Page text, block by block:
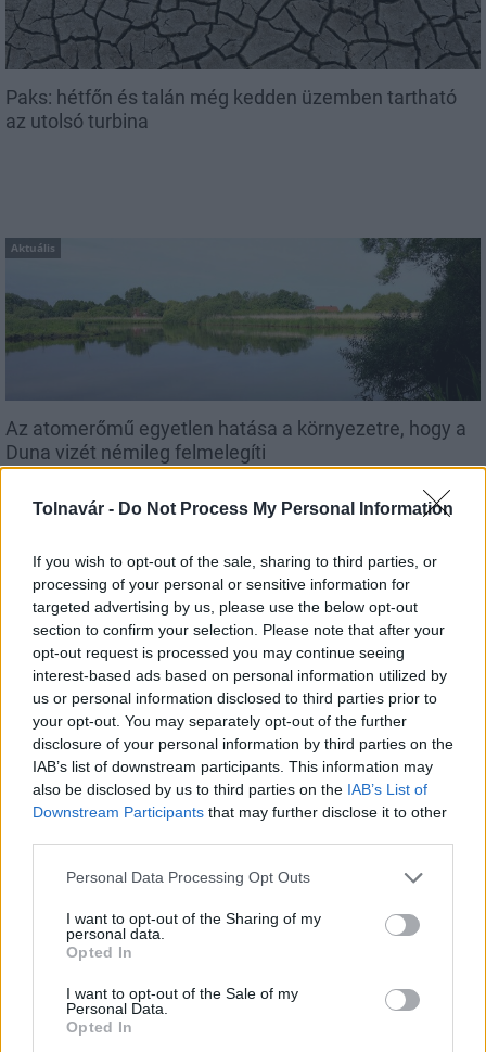
Tolnavár - Do Not Process My Personal Information
If you wish to opt-out of the sale, sharing to third parties, or
processing of your personal or sensitive information for
targeted advertising by us, please use the below opt-out
section to confirm your selection. Please note that after your
opt-out request is processed you may continue seeing
interest-based ads based on personal information utilized by
us or personal information disclosed to third parties prior to
your opt-out. You may separately opt-out of the further
disclosure of your personal information by third parties on the
IAB’s list of downstream participants. This information may
also be disclosed by us to third parties on the IAB’s List of
Downstream Participants that may further disclose it to other
Please note that this website/app uses one or more Google
not limited to your visit or usage behaviour. You may click to
grant or deny consent to Google and its third-party tags to
use your data for below specified purposes in below Google
consent section.
Personal Data Processing Opt Outs
I want to opt-out of the Sharing of my
personal data.
Opted In
I want to opt-out of the Sale of my
Personal Data.
Opted In
Paks: hétfőn és talán még kedden üzemben tartható
az utolsó turbina
Aktuális
Az atomerőmű egyetlen hatása a környezetre, hogy a
Duna vizét némileg felmelegíti
MAGYAR ÉPÍTŐK
Aktuális
műemlékfelújítás
Történelmi táj, amelynek minden köve mesél –
megújul a tatai Angolkert